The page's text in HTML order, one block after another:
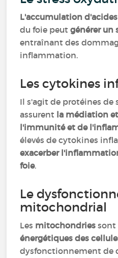
L'accumulation
du foie peutgénérer un
entraînant des
inflammation.
Les cytokines
Il s'agit de protéines de
assurent la médiation
l'immunité et de
élevés de cytokines
exacerber
foie.
Le
mitochondrial
Les mitochondriessont
énergétiques des
dysfonctionnement de